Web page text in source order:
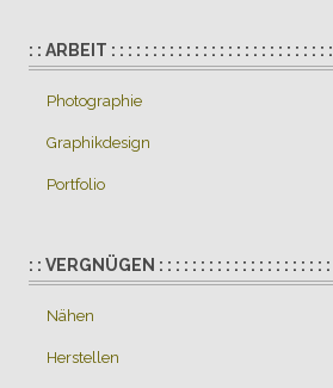
: : ARBEIT : : : : : : : : : : : : : : : : : : : : : : : : : : :
Photographie
Graphikdesign
Portfolio
: : VERGNÜGEN : : : : : : : : : : : : : : : : : : : : :
Nähen
Herstellen